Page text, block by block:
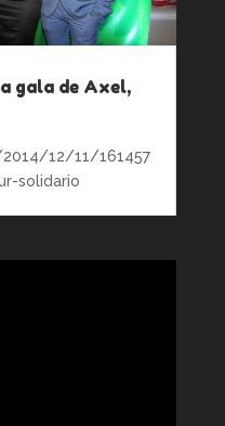
gala de Axel,
12/11/161457
solidario